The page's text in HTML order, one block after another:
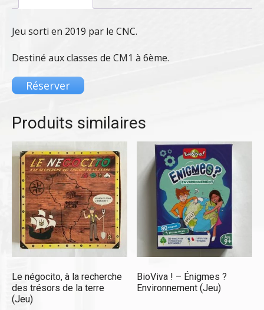
Jeu sorti en 2019 par le CNC.
Destiné aux classes de CM1 à 6ème.
Réserver
Produits similaires
Le négocito, à la recherche
des trésors de la terre
(Jeu)
BioViva ! – Énigmes ?
Environnement (Jeu)